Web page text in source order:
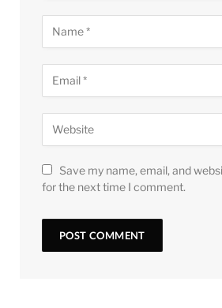
Save my name, email, and
for the next time I comment.